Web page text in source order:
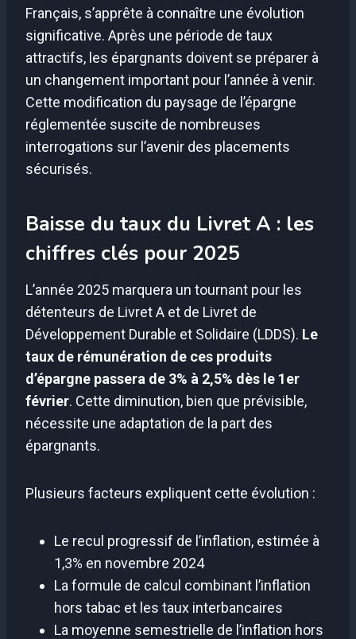
Français, s’apprête à connaître une évolution
significative. Après une période de taux
attractifs, les épargnants doivent se préparer à
un changement important pour l’année à venir.
Cette modification du paysage de l’épargne
réglementée suscite de nombreuses
interrogations sur l’avenir des placements
sécurisés.
Baisse du taux du Livret A : les
chiffres clés pour 2025
L’année 2025 marquera un tournant pour les
détenteurs de Livret A et de Livret de
Développement Durable et Solidaire (LDDS). Le
taux de rémunération de ces produits
d’épargne passera de 3% à 2,5% dès le 1er
février. Cette diminution, bien que prévisible,
nécessite une adaptation de la part des
épargnants.
Plusieurs facteurs expliquent cette évolution :
Le recul progressif de l’inflation, estimée à
1,3% en novembre 2024
La formule de calcul combinant l’inflation
hors tabac et les taux interbancaires
La moyenne semestrielle de l’inflation hors